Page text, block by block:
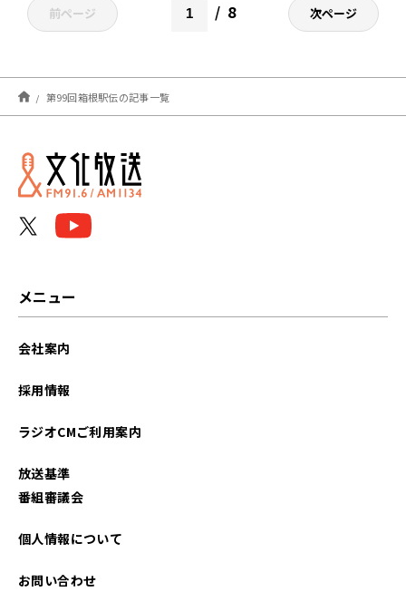
前ページ 8 次ページ
第99回箱根駅伝の記事一覧
メニュー
会社案内
採用情報
ラジオCMご利用案内
放送基準
番組審議会
個人情報について
お問い合わせ